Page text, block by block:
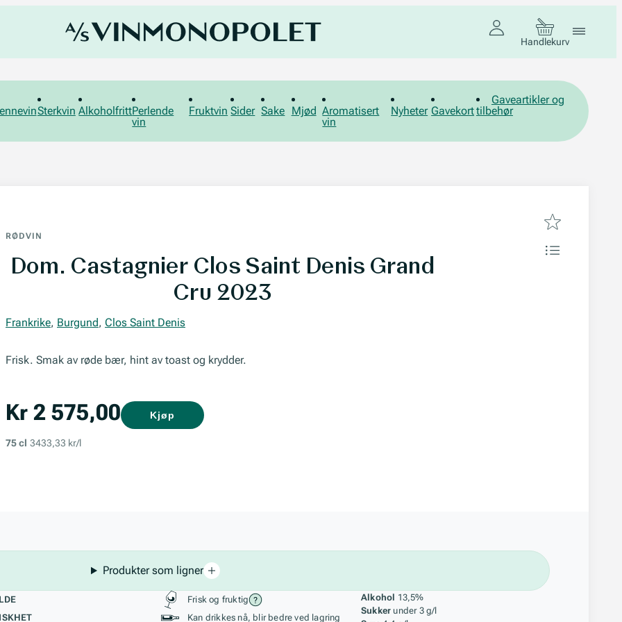
Handlekurv
Sterkvin AlkoholfrittPerlende
vin
Fruktvin Sider Sake Mjød Aromatisert
vin
Nyheter Gavekort
Gaveartikler og
tilbehør
RØDVIN
Dom. Castagnier Clos Saint Denis Grand
Cru 2023
Frankrike, Burgund, Clos Saint Denis
Frisk. Smak av røde bær, hint av toast og krydder.
Kr 2 575,00
75 cl 3433,33 kr/l
Kjøp
Produkter som ligner
Stil, lagring og råstoff
Frisk og fruktig
Kan drikkes nå, blir bedre ved lagring
Alkohol 13,5%
Sukker under 3 g/l